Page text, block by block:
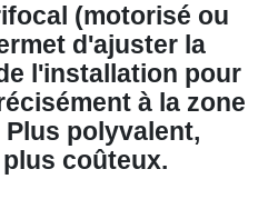
(motorisé ou
d'ajuster la
l'installation pour
à la zone
polyvalent,
plus coûteux.